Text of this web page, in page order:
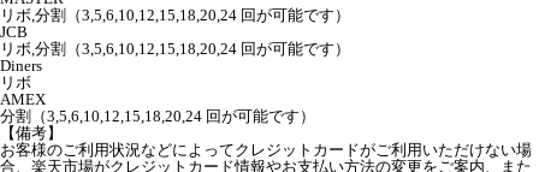
リボ,分割（3,5,6,10,12,15,18,20,24 回が可能です）
JCB
リボ,分割（3,5,6,10,12,15,18,20,24 回が可能です）
Diners
リボ
AMEX
分割（3,5,6,10,12,15,18,20,24 回が可能です）
【備考】
お客様のご利用状況などによってクレジットカードがご利用いただけない場
合、楽天市場がクレジットカード情報やお支払い方法の変更をご案内、また